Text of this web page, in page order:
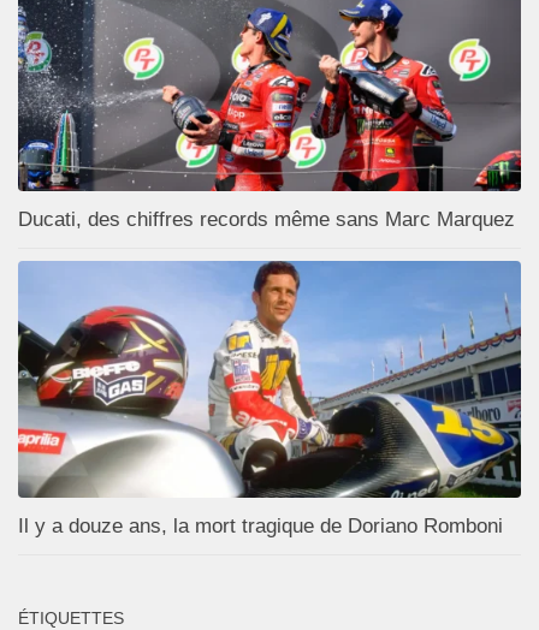
Ducati, des chiffres records même sans Marc Marquez
Il y a douze ans, la mort tragique de Doriano Romboni
ÉTIQUETTES